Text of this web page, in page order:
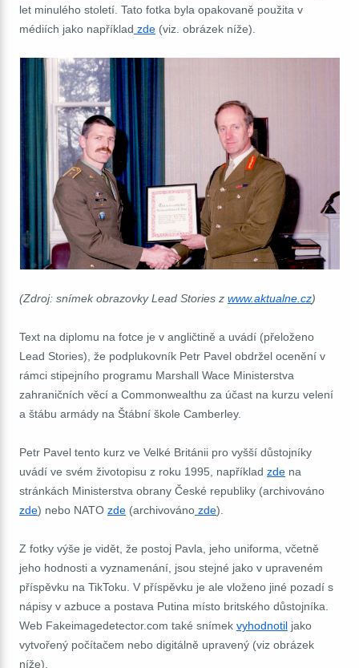
let minulého století. Tato fotka byla opakovaně použita v
médiích jako například zde (viz. obrázek níže).
(Zdroj: snímek obrazovky Lead Stories z www.aktualne.cz)
Text na diplomu na fotce je v angličtině a uvádí (přeloženo
Lead Stories), že podplukovník Petr Pavel obdržel ocenění v
rámci stipejního programu Marshall Wace Ministerstva
zahraničních věcí a Commonwealthu za účast na kurzu velení
a štábu armády na Štábní škole Camberley.
Petr Pavel tento kurz ve Velké Británii pro vyšší důstojníky
uvádí ve svém životopisu z roku 1995, například zde na
stránkách Ministerstva obrany České republiky (archivováno
zde) nebo NATO zde (archivováno zde).
Z fotky výše je vidět, že postoj Pavla, jeho uniforma, včetně
jeho hodnosti a vyznamenání, jsou stejné jako v upraveném
příspěvku na TikToku. V příspěvku je ale vloženo jiné pozadí s
nápisy v azbuce a postava Putina místo britského důstojníka.
Web Fakeimagedetector.com také snímek vyhodnotil jako
vytvořený počítačem nebo digitálně upravený (viz obrázek
níže).